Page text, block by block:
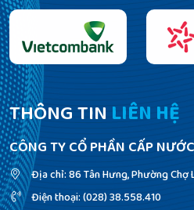
THÔNG TIN LIÊN HỆ
CÔNG TY CỔ PHẦN CẤP
Địa chỉ: 86 Tân Hưng, Phường Chợ
Điện thoại: (028) 38.558.410